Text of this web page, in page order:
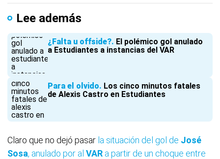
Lee además
¿Falta u offside? El polémico gol anulado
a Estudiantes a instancias del VAR
Para el olvido Los cinco minutos fatales
de Alexis Castro en Estudiantes
Claro que no dejó pasar la situación del gol de José
Sosa, anulado por al VAR a partir de un choque entre